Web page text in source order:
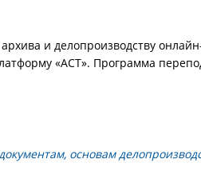
и делопроизводству
«АСТ». Программа
основам